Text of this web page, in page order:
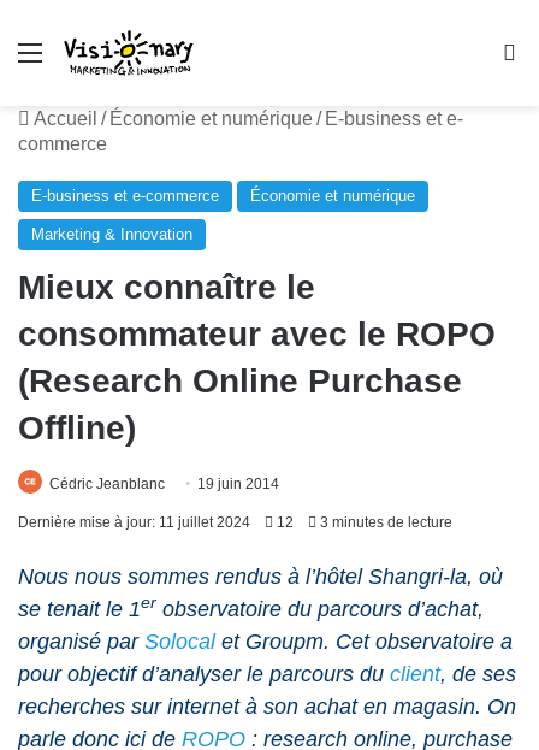
Menu
Accueil / Économie et numérique/ E-business et e-
commerce
E-business et e-commerce Économie et numérique
Marketing & Innovation
Mieux connaître le
consommateur avec le ROPO
(Research Online Purchase
Offline)
Cédric Jeanblanc 19 juin 2014
Dernière mise à jour: 11 juillet 2024 12 3 minutes de lecture
Nous nous sommes rendus à l’hôtel Shangri-la, où
se tenait le 1er observatoire du parcours d’achat,
organisé par Solocalet Groupm. Cet observatoire a
pour objectif d’analyser le parcours du client, de ses
recherches sur internet à son achat en magasin. On
parle donc ici de ROPO : research online, purchase